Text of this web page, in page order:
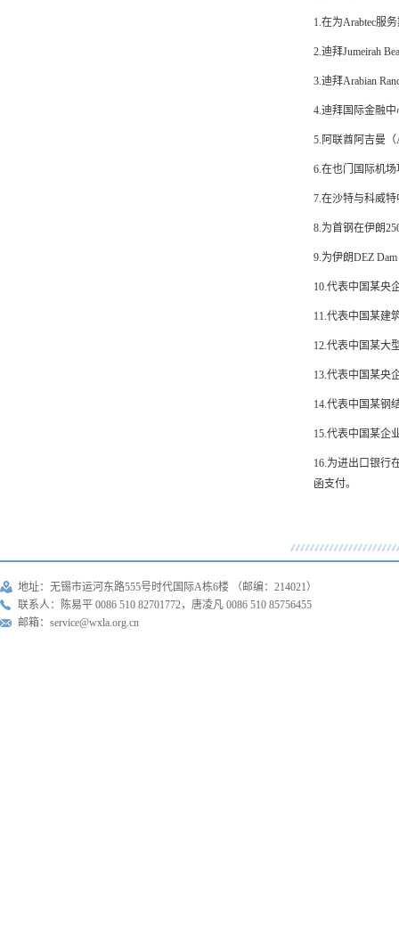
1.在为Arabtec服
2.迪拜Jumeirah
3.迪拜Arabian
4.迪拜国际金融
5.阿联酋阿吉曼（
6.在也门国际机
7.在沙特与科威
8.为首钢在伊朗
9.为伊朗DEZ
10.代表中国某央
11.代表中国某建
12.代表中国某大
13.代表中国某央
14.代表中国某钢
15.代表中国某企
16.为进出口银行
函支付。
地址：无锡市运河东路555号时代国际A栋6楼 （邮编：214021）
联系人：陈易平 0086 510 82701772，唐凌凡 0086 510 85756455
邮箱：service@wxla.org.cn